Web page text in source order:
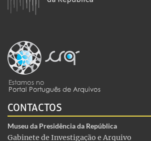
CONTACTOS
Museu da Presidência da República
Gabinete de Investigação e Arquivo